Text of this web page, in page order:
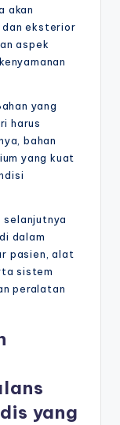
akan
dan eksterior
aspek
yang
harus
bahan
yang kuat
selanjutnya
dalam
pasien, alat
sistem
peralatan
yang